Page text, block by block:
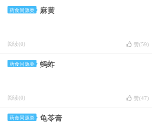
药食同源类 麻黄
阅读(0) 赞(59)
药食同源类 蚂蚱
阅读(0) 赞(47)
药食同源类 龟苓膏